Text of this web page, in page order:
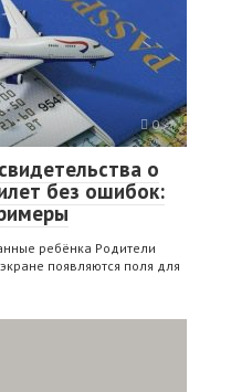
0
о
без ошибок:
ребёнка Родители
появляются поля для